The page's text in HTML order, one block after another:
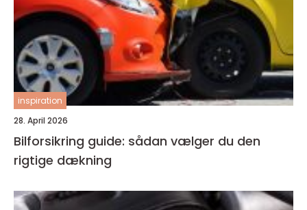
inspiration
28. April 2026
Bilforsikring guide: sådan vælger du den
rigtige dækning